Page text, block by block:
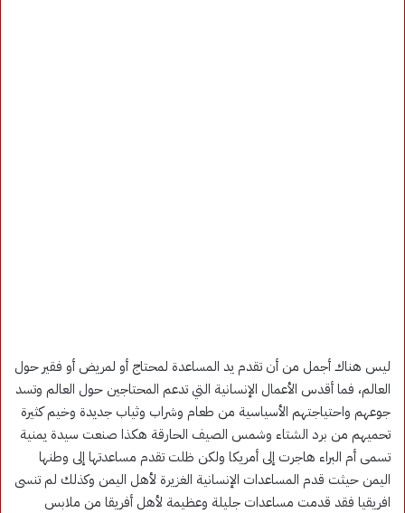
ليس هناك أجمل من أن تقدم يد المساعدة لمحتاج أو لمريض أو فقير حول
العالم، فما أقدس الأعمال الإنسانية التي تدعم المحتاجين حول العالم وتسد
جوعهم واحتياجتهم الأسياسية من طعام وشراب وثياب جديدة وخيم كثيرة
تحميهم من برد الشتاء وشمس الصيف الحارقة هكذا صنعت سيدة يمنية
تسمى أم البراء هاجرت إلى أمريكا ولكن ظلت تقدم مساعدتها إلى وطنها
اليمن حيثت قدم المساعدات الإنسانية الغزيرة لأهل اليمن وكذلك لم تنسى
افريقيا فقد قدمت مساعدات جليلة وعظيمة لأهل أفريقا من ملابس